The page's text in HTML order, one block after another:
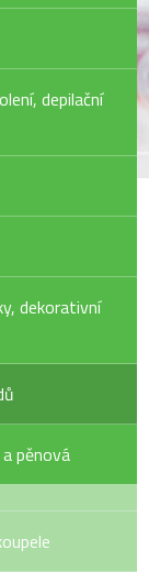
depilační
dekorativní
pěnová